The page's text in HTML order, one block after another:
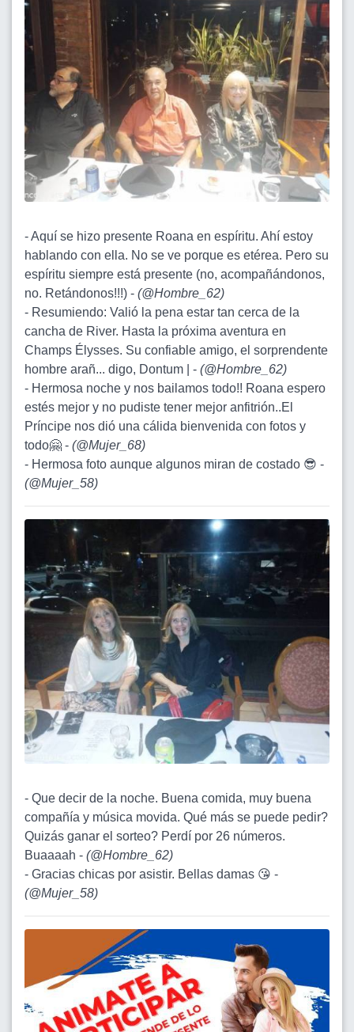
- Aquí se hizo presente Roana en espíritu. Ahí estoy
hablando con ella. No se ve porque es etérea. Pero su
espíritu siempre está presente (no, acompañándonos,
no. Retándonos!!!) - (@Hombre_62)
- Resumiendo: Valió la pena estar tan cerca de la
cancha de River. Hasta la próxima aventura en
Champs Élysses. Su confiable amigo, el sorprendente
hombre arañ... digo, Dontum | - (@Hombre_62)
- Hermosa noche y nos bailamos todo!! Roana espero
estés mejor y no pudiste tener mejor anfitrión..El
Príncipe nos dió una cálida bienvenida con fotos y
todo🤗 - (@Mujer_68)
- Hermosa foto aunque algunos miran de costado 😎 -
(@Mujer_58)
- Que decir de la noche. Buena comida, muy buena
compañía y música movida. Qué más se puede pedir?
Quizás ganar el sorteo? Perdí por 26 números.
Buaaaah - (@Hombre_62)
- Gracias chicas por asistir. Bellas damas 😘 -
(@Mujer_58)